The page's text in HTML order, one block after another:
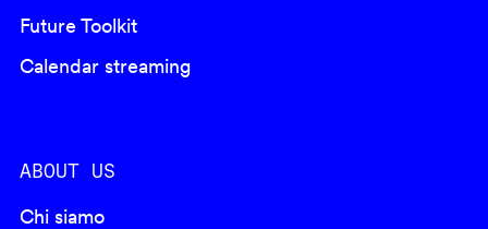
Future Toolkit
Calendar streaming
ABOUT US
Chi siamo